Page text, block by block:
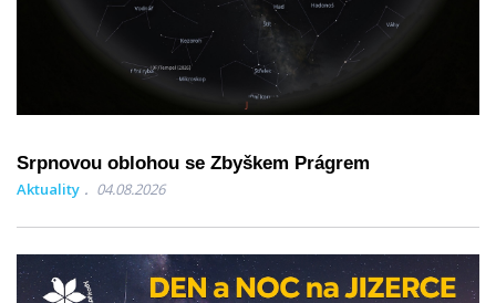
Srpnovou oblohou se Zbyškem Prágrem
Aktuality 04.08.2026